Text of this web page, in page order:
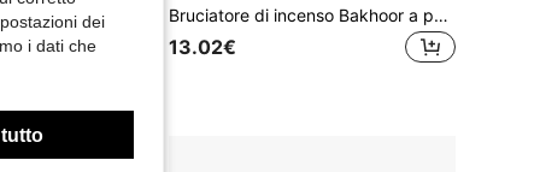
Bruciatore di incenso Bakhoor a pettine ricaricabile USB elettrico per OUD, incensiere arabo Dukhoon, regalo per capelli
13.02€
dei
i dati che